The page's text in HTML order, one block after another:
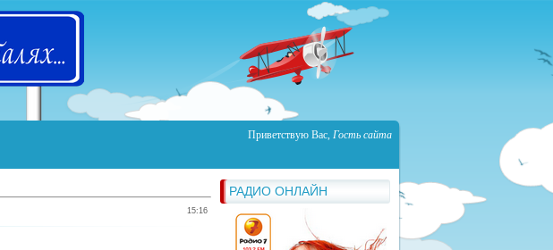
Приветствую Вас, Гость сайта
РАДИО ОНЛАЙН
15:16